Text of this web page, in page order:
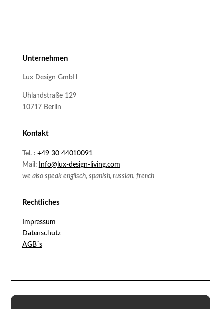
Unternehmen
Lux Design GmbH
Uhlandstraße 129
10717 Berlin
Kontakt
Tel. : +49 30 44010091
Mail:
Info@lux-design-living.com
we also speak englisch, spanish, russian, french
Rechtliches
Impressum
Datenschutz
AGB´s